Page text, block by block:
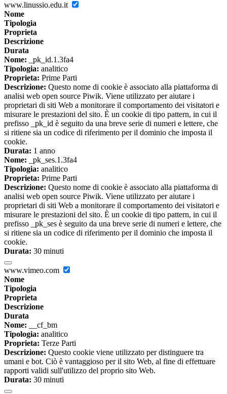
www.linussio.edu.it
Nome
Tipologia
Proprieta
Descrizione
Durata
Nome: _pk_id.1.3fa4
Tipologia: analitico
Proprieta: Prime Parti
Descrizione: Questo nome di cookie è associato alla piattaforma di
analisi web open source Piwik. Viene utilizzato per aiutare i
proprietari di siti Web a monitorare il comportamento dei visitatori e
misurare le prestazioni del sito. È un cookie di tipo pattern, in cui il
prefisso _pk_id è seguito da una breve serie di numeri e lettere, che
si ritiene sia un codice di riferimento per il dominio che imposta il
cookie.
Durata: 1 anno
Nome: _pk_ses.1.3fa4
Tipologia: analitico
Proprieta: Prime Parti
Descrizione: Questo nome di cookie è associato alla piattaforma di
analisi web open source Piwik. Viene utilizzato per aiutare i
proprietari di siti Web a monitorare il comportamento dei visitatori e
misurare le prestazioni del sito. È un cookie di tipo pattern, in cui il
prefisso _pk_ses è seguito da una breve serie di numeri e lettere, che
si ritiene sia un codice di riferimento per il dominio che imposta il
cookie.
Durata: 30 minuti
www.vimeo.com
Nome
Tipologia
Proprieta
Descrizione
Durata
Nome: __cf_bm
Tipologia: analitico
Proprieta: Terze Parti
Descrizione: Questo cookie viene utilizzato per distinguere tra
umani e bot. Ciò è vantaggioso per il sito Web, al fine di effettuare
rapporti validi sull'utilizzo del proprio sito Web.
Durata: 30 minuti